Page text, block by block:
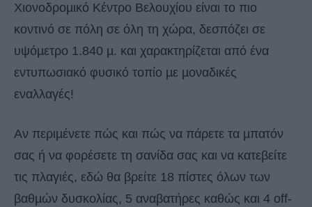
Χιονοδροµικό Κέντρο Βελουχίου είναι το πιο
κοντινό σε πόλη σε όλη τη χώρα, δεσπόζει σε
υψόµετρο 1.840 µ. και χαρακτηρίζεται από ένα
εντυπωσιακό φυσικό τοπίο µε µοναδικές
εναλλαγές!
Αν περιµένετε πώς και πώς να πάρετε τα µπατόν
σας ή να φορέσετε τη σανίδα σας και να κατεβείτε
τις πλαγιές, εδώ θα βρείτε 18 πίστες όλων των
βαθµών δυσκολίας, 5 αναβατήρες καθώς και 4 off-